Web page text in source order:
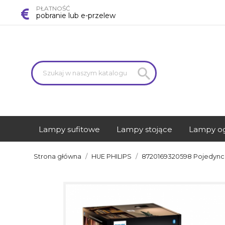
PŁATNOŚĆ
pobranie lub e-przelew

Lampy sufitowe Lampy stojące Lampy
Strona główna HUE PHILIPS 8720169320598